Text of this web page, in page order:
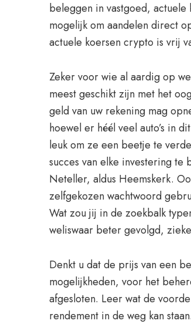
beleggen in vastgoed,
mogelijk om aandelen direct
actuele koersen crypto is vrij
Zeker voor wie al aardig op
meest geschikt zijn met het
geld van uw rekening mag
hoewel er héél veel auto’s in
leuk om ze een beetje te
succes van elke investering
Neteller, aldus Heemskerk.
zelfgekozen wachtwoord
Wat zou jij in de zoekbalk
weliswaar beter gevolgd,
Denkt u dat de prijs van een
mogelijkheden, voor het
afgesloten. Leer wat de
rendement in de weg kan